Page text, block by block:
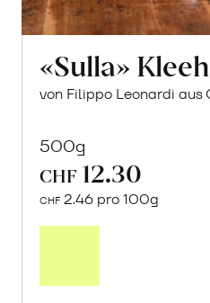
«Sulla»
von Filippo Leonardi aus
500g
CHF 12.30
CHF 2.46 pro 100g